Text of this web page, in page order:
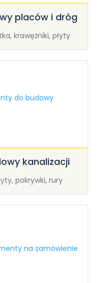
placów i dróg
krawężniki, płyty
kanalizacji
pokrywki, rury